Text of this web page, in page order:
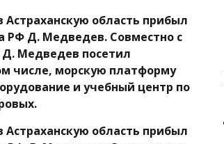
Астраханскую область прибыл
РФ Д. Медведев. Совместно с
Медведев посетил
числе, морскую платформу
и учебный центр по
Астраханскую область прибыл